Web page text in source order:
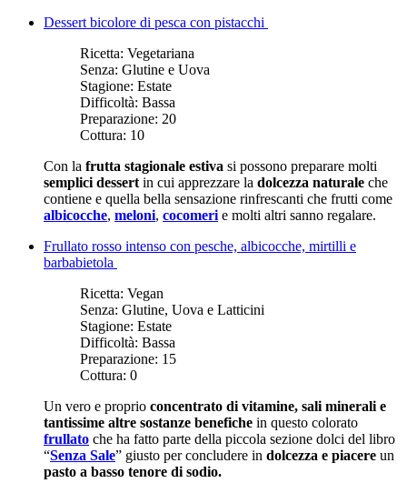
Dessert bicolore di pesca con pistacchi
Ricetta: Vegetariana
Senza: Glutine e Uova
Stagione: Estate
Difficoltà: Bassa
Preparazione: 20
Cottura: 10
Con la frutta stagionale estiva si possono preparare molti
semplici dessert in cui apprezzare la dolcezza naturale che
contiene e quella bella sensazione rinfrescanti che frutti come
albicocche, meloni, cocomeri e molti altri sanno regalare.
Frullato rosso intenso con pesche, albicocche, mirtilli e
barbabietola
Ricetta: Vegan
Senza: Glutine, Uova e Latticini
Stagione: Estate
Difficoltà: Bassa
Preparazione: 15
Cottura: 0
Un vero e proprio concentrato di vitamine, sali minerali e
tantissime altre sostanze benefiche in questo colorato
frullato che ha fatto parte della piccola sezione dolci del libro
“Senza Sale” giusto per concludere in dolcezza e piacere un
pasto a basso tenore di sodio.